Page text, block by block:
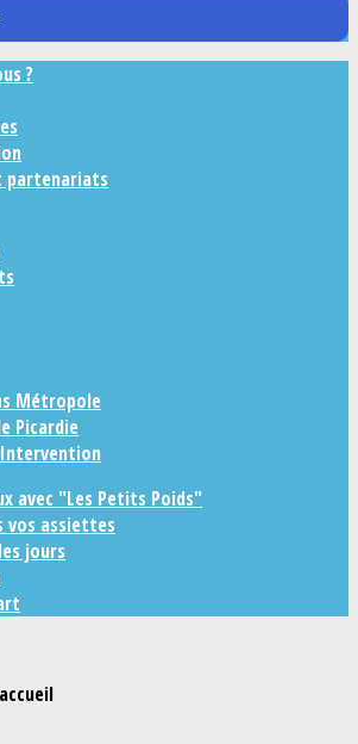
?
partenariats
Métropole
Picardie
avec "Les Petits Poids"
vos assiettes
jours